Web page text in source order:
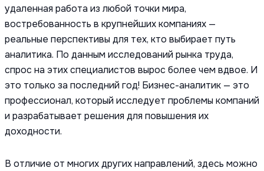
удаленная работа из любой точки мира,
востребованность в крупнейших компаниях —
реальные перспективы для тех, кто выбирает путь
аналитика. По данным исследований рынка труда,
спрос на этих специалистов вырос более чем вдвое. И
это только за последний год! Бизнес-аналитик — это
профессионал, который исследует проблемы компаний
и разрабатывает решения для повышения их
доходности.
В отличие от многих других направлений, здесь можно